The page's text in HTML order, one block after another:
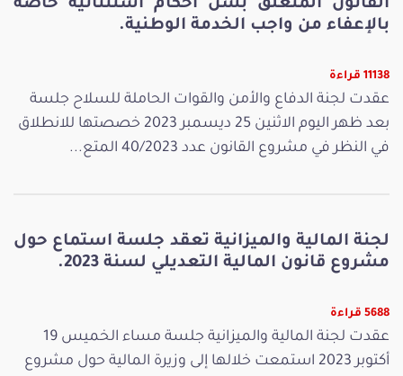
القانون المتعلق بسن أحكام استثنائية خاصة
بالإعفاء من واجب الخدمة الوطنية.
11138 قراءة
عقدت لجنة الدفاع والأمن والقوات الحاملة للسلاح جلسة
بعد ظهر اليوم الاثنين 25 ديسمبر 2023 خصصتها للانطلاق
في النظر في مشروع القانون عدد 40/2023 المتع...
لجنة المالية والميزانية تعقد جلسة استماع حول
مشروع قانون المالية التعديلي لسنة 2023.
5688 قراءة
عقدت لجنة المالية والميزانية جلسة مساء الخميس 19
أكتوبر 2023 استمعت خلالها إلى وزيرة المالية حول مشروع